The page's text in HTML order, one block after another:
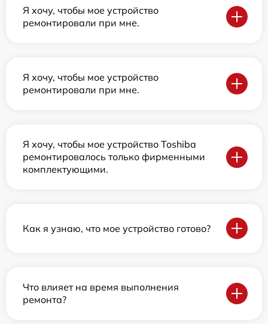
Я хочу, чтобы мое устройство
ремонтировали при мне.
Я хочу, чтобы мое устройство
ремонтировали при мне.
Я хочу, чтобы мое устройство Toshiba
ремонтировалось только фирменными
комплектующими.
Как я узнаю, что мое устройство готово?
Что влияет на время выполнения
ремонта?